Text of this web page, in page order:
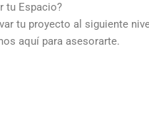
tu Espacio?
tu proyecto al siguiente
aquí para asesorarte.